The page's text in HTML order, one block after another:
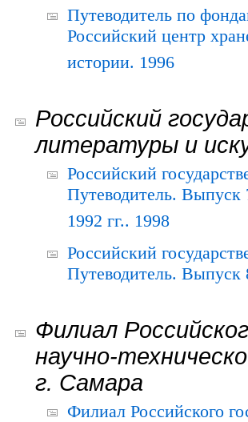
Путеводитель по
Российский центр
истории. 1996
Российский
литературы и
Российский
Путеводитель.
1992 гг.. 1998
Российский
Путеводитель. Выпуск
Филиал
научно-
г. Самара
Филиал Российского